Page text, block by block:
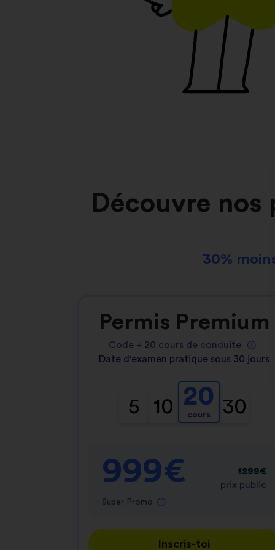
Découvre
30%
Permis Premium
Code + 20 cours de conduite
Date d'examen pratique sous 30 jours
5 10 20
cours 30
999€
Super Promo
1299€
prix public
Inscris-toi